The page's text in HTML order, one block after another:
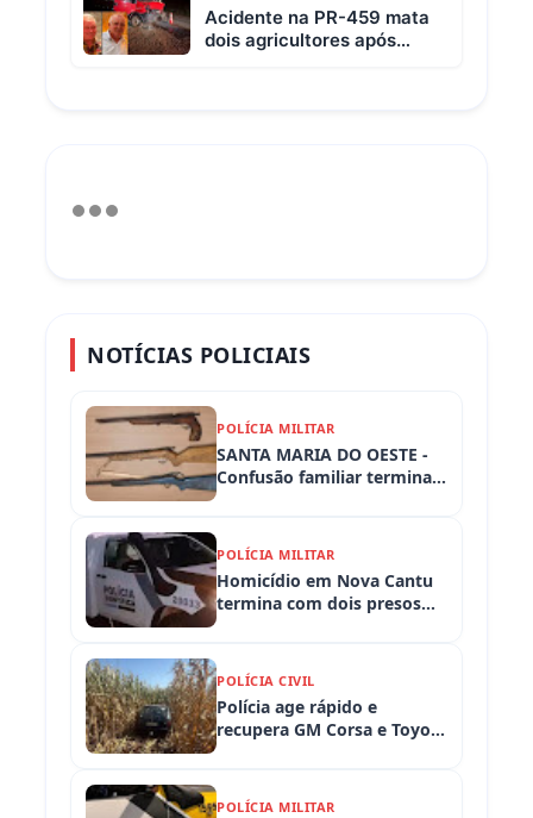
Acidente na PR-459 mata
dois agricultores após
NOTÍCIAS POLICIAIS
POLÍCIA MILITAR
SANTA MARIA DO OESTE -
Confusão familiar termina
armas apreendidas
POLÍCIA MILITAR
Homicídio em Nova Cantu
termina com dois presos
POLÍCIA CIVIL
Polícia age rápido e
recupera GM Corsa e Toyota
Iretama (PR)
POLÍCIA MILITAR